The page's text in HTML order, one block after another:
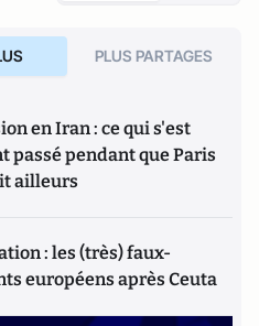
PLUS PARTAGES
en Iran : ce qui s'est
passé pendant que Paris
ailleurs
: les (très) faux-
européens après Ceuta